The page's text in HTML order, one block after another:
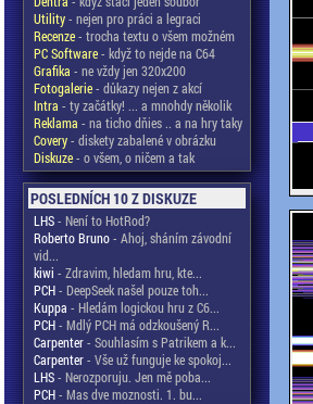
Utility- nejen pro práci a legraci
Recenze- trocha textu o všem možném
PC Software- když to nejde na C64
Grafika - ne vždy jen 320x200
Fotogalerie- důkazy nejen z akcí
Intra - ty začátky! ... a mnohdy několik
Reklama - na ticho dňies .. a na hry taky
Covery- diskety zabalené v obrázku
Diskuze- o všem, o ničem a tak
POSLEDNÍCH 10 Z DISKUZE
LHS- Není to HotRod?
Roberto Bruno- Ahoj, sháním závodní
vid...
kiwi - Zdravim, hledam hru, kte...
PCH- DeepSeek našel pouze toh...
Kuppa - Hledám logickou hru z C6...
PCH- Mdlý PCH má odzkoušený R...
Carpenter- Souhlasím s Patrikem a k...
Carpenter- Vše už funguje ke spokoj...
LHS- Nerozporuju. Jen mě poba...
PCH- Mas dve moznosti. 1. bu...